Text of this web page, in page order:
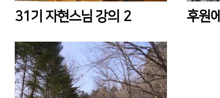
31기 자현스님 강의 2 후원